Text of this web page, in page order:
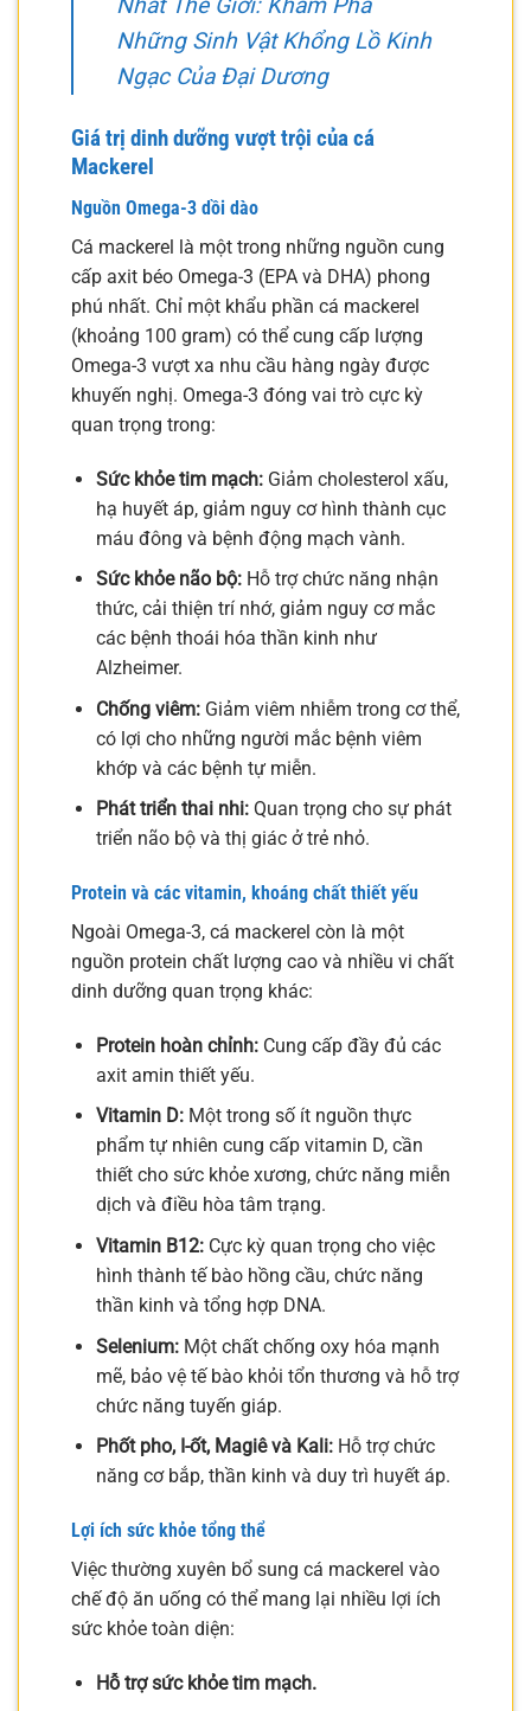
Nhất Thế Giới: Khám Phá
Những Sinh Vật Khổng Lồ Kinh
Ngạc Của Đại Dương
Giá trị dinh dưỡng vượt trội của cá
Mackerel
Nguồn Omega-3 dồi dào
Cá mackerel là một trong những nguồn cung
cấp axit béo Omega-3 (EPA và DHA) phong
phú nhất. Chỉ một khẩu phần cá mackerel
(khoảng 100 gram) có thể cung cấp lượng
Omega-3 vượt xa nhu cầu hàng ngày được
khuyến nghị. Omega-3 đóng vai trò cực kỳ
quan trọng trong:
Sức khỏe tim mạch:Giảm cholesterol xấu,
hạ huyết áp, giảm nguy cơ hình thành cục
máu đông và bệnh động mạch vành.
Sức khỏe não bộ:Hỗ trợ chức năng nhận
thức, cải thiện trí nhớ, giảm nguy cơ mắc
các bệnh thoái hóa thần kinh như
Alzheimer.
Chống viêm:Giảm viêm nhiễm trong cơ thể,
có lợi cho những người mắc bệnh viêm
khớp và các bệnh tự miễn.
Phát triển thai nhi:Quan trọng cho sự phát
triển não bộ và thị giác ở trẻ nhỏ.
Protein và các vitamin, khoáng chất thiết yếu
Ngoài Omega-3, cá mackerel còn là một
nguồn protein chất lượng cao và nhiều vi chất
dinh dưỡng quan trọng khác:
Protein hoàn chỉnh:Cung cấp đầy đủ các
axit amin thiết yếu.
Vitamin D:Một trong số ít nguồn thực
phẩm tự nhiên cung cấp vitamin D, cần
thiết cho sức khỏe xương, chức năng miễn
dịch và điều hòa tâm trạng.
Vitamin B12:Cực kỳ quan trọng cho việc
hình thành tế bào hồng cầu, chức năng
thần kinh và tổng hợp DNA.
Selenium:Một chất chống oxy hóa mạnh
mẽ, bảo vệ tế bào khỏi tổn thương và hỗ trợ
chức năng tuyến giáp.
Phốt pho, I-ốt, Magiê và Kali:Hỗ trợ chức
năng cơ bắp, thần kinh và duy trì huyết áp.
Lợi ích sức khỏe tổng thể
Việc thường xuyên bổ sung cá mackerel vào
chế độ ăn uống có thể mang lại nhiều lợi ích
sức khỏe toàn diện:
Hỗ trợ sức khỏe tim mạch.